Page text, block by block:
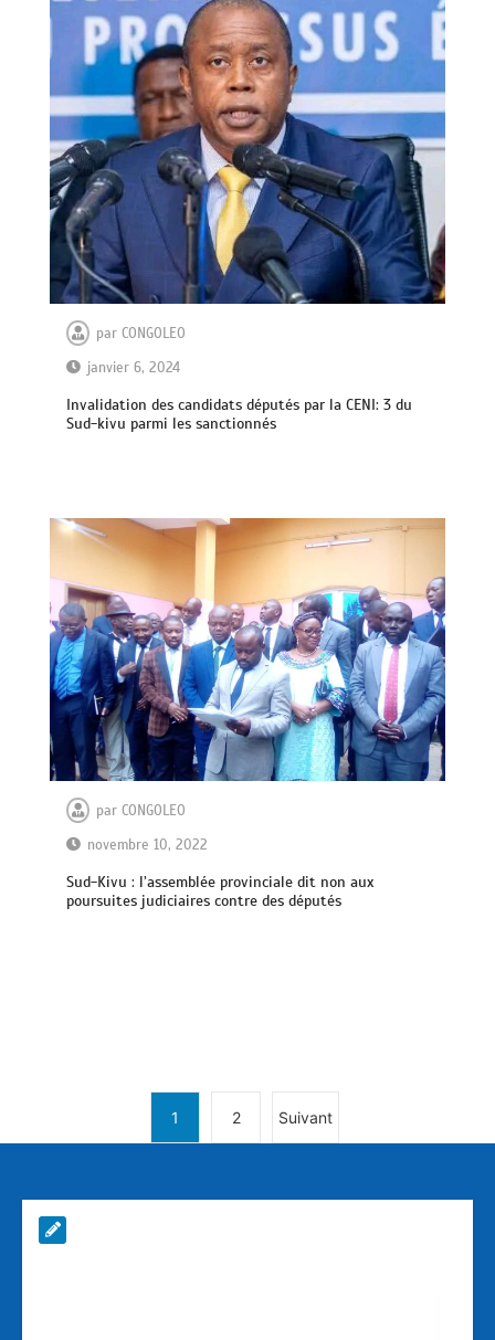
parCONGOLEO
janvier 6, 2024
Invalidation des candidats députés par la CENI: 3 du
Sud-kivu parmi les sanctionnés
parCONGOLEO
novembre 10, 2022
Sud-Kivu : l’assemblée provinciale dit non aux
poursuites judiciaires contre des députés
1 2 Suivant